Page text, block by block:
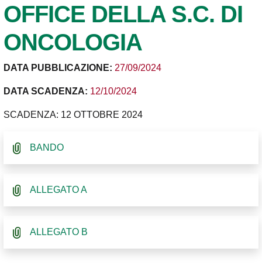
OFFICE DELLA S.C. DI
ONCOLOGIA
DATA PUBBLICAZIONE: 27/09/2024
DATA SCADENZA: 12/10/2024
SCADENZA: 12 OTTOBRE 2024
BANDO
ALLEGATO A
ALLEGATO B